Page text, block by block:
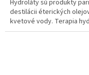
z
5
hviezdičiek.
Hydroláty sú produkty
destilácii éterických
kvetové vody. Terapia